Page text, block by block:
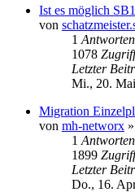
Ist es möglich
von
1 Antworten
1078
Letzter
Mi., 20.
Migration
von mh-networx »
1 Antworten
1899
Letzter
Do., 16.